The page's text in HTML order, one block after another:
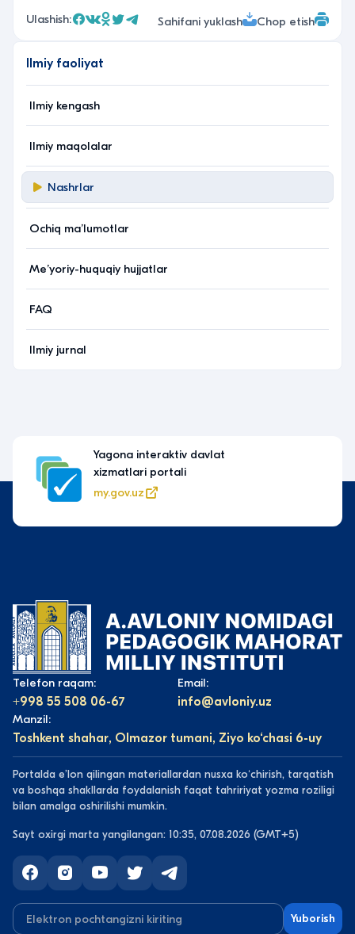
Ulashish: Sahifani yuklash Chop etish
Ilmiy faoliyat
Ilmiy kengash
Ilmiy maqolalar
Nashrlar
Ochiq maʼlumotlar
Meʼyoriy-huquqiy hujjatlar
FAQ
Ilmiy jurnal
Yagona interaktiv davlat
xizmatlari portali
my.gov.uz
Telefon raqam:
+998 55 508 06-67
Email:
info@avloniy.uz
Manzil:
Toshkent shahar, Olmazor tumani, Ziyo ko‘chasi 6-uy
Portalda eʼlon qilingan materiallardan nusxa koʻchirish, tarqatish
va boshqa shakllarda foydalanish faqat tahririyat yozma roziligi
bilan amalga oshirilishi mumkin.
Sayt oxirgi marta yangilangan: 10:35, 07.08.2026 (GMT+5)
Yuborish